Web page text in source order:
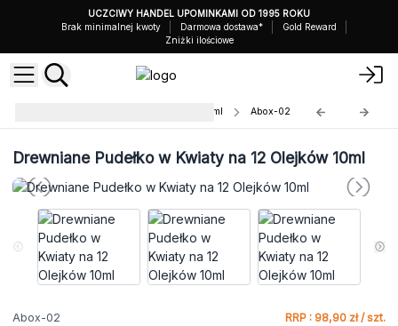
UCZCIWY HANDEL UPOMINKAMI OD 1995 ROKU
Brak minimalnej kwoty
Darmowa dostawa*
Gold Reward
Zniżki ilościowe
Drewniane Pudełka do Olejków 10ml Abox-02
Drewniane Pudełko w Kwiaty na 12 Olejków 10ml
Abox-02 RRP : 98,90 zł / szt.